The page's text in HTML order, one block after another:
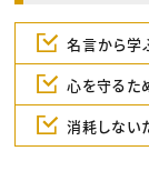
名言から学
心を守るた
消耗しない